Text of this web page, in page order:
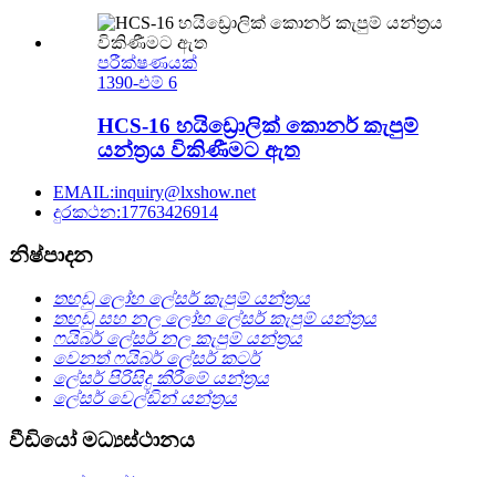
පරීක්ෂණයක්
1390-එම් 6
HCS-16 හයිඩ්‍රොලික් කොනර් කැපුම්
යන්ත්‍රය විකිණීමට ඇත
EMAIL:inquiry@lxshow.net
දුරකථන:17763426914
නිෂ්පාදන
තහඩු ලෝහ ලේසර් කැපුම් යන්ත්‍රය
තහඩු සහ නල ලෝහ ලේසර් කැපුම් යන්ත්‍රය
ෆයිබර් ලේසර් නල කැපුම් යන්ත්‍රය
වෙනත් ෆයිබර් ලේසර් කටර්
ලේසර් පිරිසිදු කිරීමේ යන්ත්‍රය
ලේසර් වෙල්ඩින් යන්ත්‍රය
වීඩියෝ මධ්‍යස්ථානය